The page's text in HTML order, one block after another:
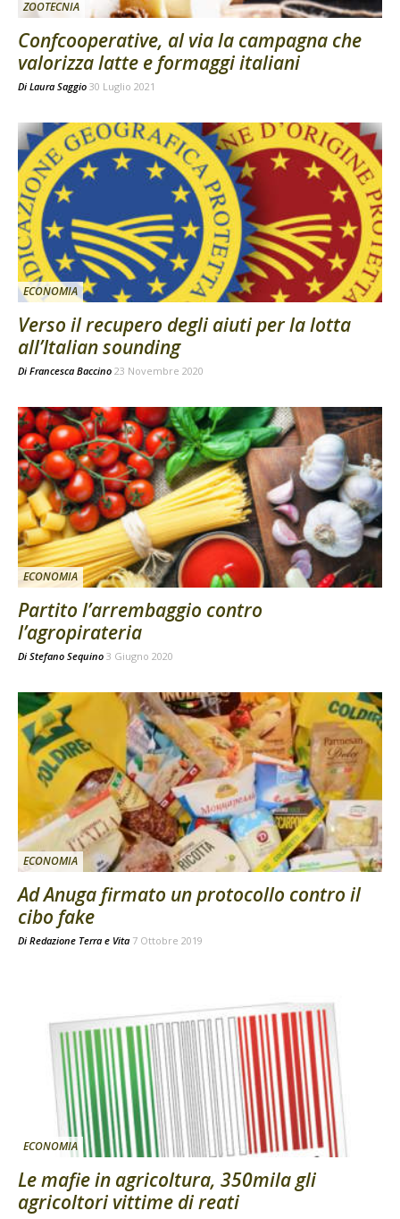
ZOOTECNIA
Confcooperative, al via la campagna che
valorizza latte e formaggi italiani
Di Laura Saggio 30 Luglio 2021
ECONOMIA
Verso il recupero degli aiuti per la lotta
all’Italian sounding
Di Francesca Baccino 23 Novembre 2020
ECONOMIA
Partito l’arrembaggio contro
l’agropirateria
Di Stefano Sequino 3 Giugno 2020
ECONOMIA
Ad Anuga firmato un protocollo contro il
cibo fake
Di Redazione Terra e Vita 7 Ottobre 2019
ECONOMIA
Le mafie in agricoltura, 350mila gli
agricoltori vittime di reati